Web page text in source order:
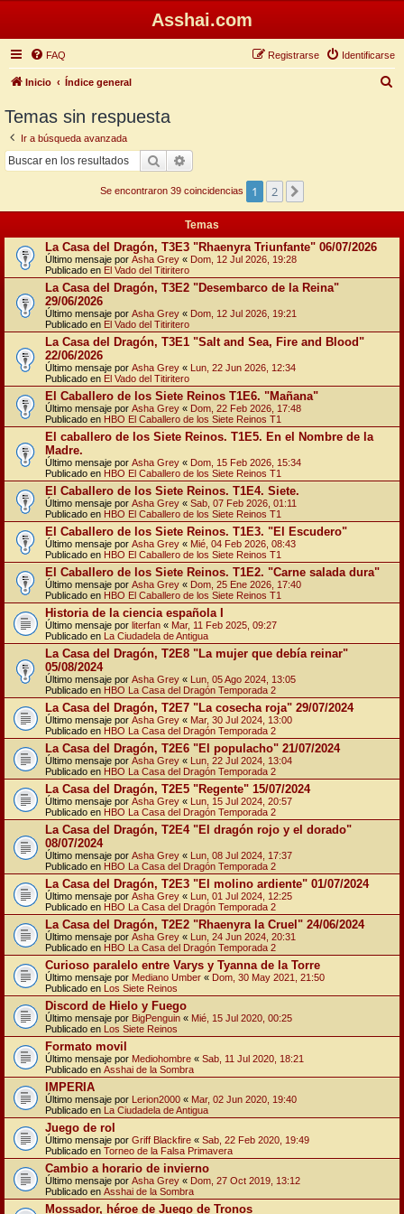
Asshai.com
FAQ Identificarse
Registrarse
Inicio Índice general
Temas sin respuesta
Ir a búsqueda avanzada
Buscar
Se encontraron 39 coincidencias 1 2
Temas
La Casa del Dragón, T3E3 "Rhaenyra Triunfante" 06/07/2026
Último mensaje por Asha Grey « Dom, 12 Jul 2026, 19:28
Publicado en El Vado del Titiritero
La Casa del Dragón, T3E2 "Desembarco de la Reina"
29/06/2026
Último mensaje por Asha Grey « Dom, 12 Jul 2026, 19:21
Publicado en El Vado del Titiritero
La Casa del Dragón, T3E1 "Salt and Sea, Fire and Blood"
22/06/2026
Último mensaje por Asha Grey « Lun, 22 Jun 2026, 12:34
Publicado en El Vado del Titiritero
El Caballero de los Siete Reinos T1E6. "Mañana"
Último mensaje por Asha Grey « Dom, 22 Feb 2026, 17:48
Publicado en HBO El Caballero de los Siete Reinos T1
El caballero de los Siete Reinos. T1E5. En el Nombre de la
Madre.
Último mensaje por Asha Grey « Dom, 15 Feb 2026, 15:34
Publicado en HBO El Caballero de los Siete Reinos T1
El Caballero de los Siete Reinos. T1E4. Siete.
Último mensaje por Asha Grey « Sab, 07 Feb 2026, 01:11
Publicado en HBO El Caballero de los Siete Reinos T1
El Caballero de los Siete Reinos. T1E3. "El Escudero"
Último mensaje por Asha Grey « Mié, 04 Feb 2026, 08:43
Publicado en HBO El Caballero de los Siete Reinos T1
El Caballero de los Siete Reinos. T1E2. "Carne salada dura"
Último mensaje por Asha Grey « Dom, 25 Ene 2026, 17:40
Publicado en HBO El Caballero de los Siete Reinos T1
Historia de la ciencia española I
Último mensaje por literfan « Mar, 11 Feb 2025, 09:27
Publicado en La Ciudadela de Antigua
La Casa del Dragón, T2E8 "La mujer que debía reinar"
05/08/2024
Último mensaje por Asha Grey « Lun, 05 Ago 2024, 13:05
Publicado en HBO La Casa del Dragón Temporada 2
La Casa del Dragón, T2E7 "La cosecha roja" 29/07/2024
Último mensaje por Asha Grey « Mar, 30 Jul 2024, 13:00
Publicado en HBO La Casa del Dragón Temporada 2
La Casa del Dragón, T2E6 "El populacho" 21/07/2024
Último mensaje por Asha Grey « Lun, 22 Jul 2024, 13:04
Publicado en HBO La Casa del Dragón Temporada 2
La Casa del Dragón, T2E5 "Regente" 15/07/2024
Último mensaje por Asha Grey « Lun, 15 Jul 2024, 20:57
Publicado en HBO La Casa del Dragón Temporada 2
La Casa del Dragón, T2E4 "El dragón rojo y el dorado"
08/07/2024
Último mensaje por Asha Grey « Lun, 08 Jul 2024, 17:37
Publicado en HBO La Casa del Dragón Temporada 2
La Casa del Dragón, T2E3 "El molino ardiente" 01/07/2024
Último mensaje por Asha Grey « Lun, 01 Jul 2024, 12:25
Publicado en HBO La Casa del Dragón Temporada 2
La Casa del Dragón, T2E2 "Rhaenyra la Cruel" 24/06/2024
Último mensaje por Asha Grey « Lun, 24 Jun 2024, 20:31
Publicado en HBO La Casa del Dragón Temporada 2
Curioso paralelo entre Varys y Tyanna de la Torre
Último mensaje por Mediano Umber « Dom, 30 May 2021, 21:50
Publicado en Los Siete Reinos
Discord de Hielo y Fuego
Último mensaje por BigPenguin « Mié, 15 Jul 2020, 00:25
Publicado en Los Siete Reinos
Formato movil
Último mensaje por Mediohombre « Sab, 11 Jul 2020, 18:21
Publicado en Asshai de la Sombra
IMPERIA
Último mensaje por Lerion2000 « Mar, 02 Jun 2020, 19:40
Publicado en La Ciudadela de Antigua
Juego de rol
Último mensaje por Griff Blackfire « Sab, 22 Feb 2020, 19:49
Publicado en Torneo de la Falsa Primavera
Cambio a horario de invierno
Último mensaje por Asha Grey « Dom, 27 Oct 2019, 13:12
Publicado en Asshai de la Sombra
Mossador, héroe de Juego de Tronos